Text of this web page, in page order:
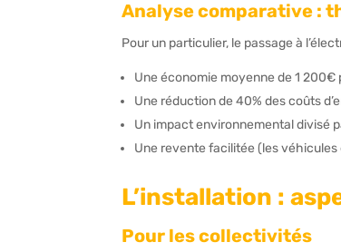
Analyse comparative :
Pour un particulier, le passage à
Une économie moyenne de 1 200€
Une réduction de 40% des coûts
Un impact environnemental divisé
Une revente facilitée (les
L’installation :
Pour les collectivités